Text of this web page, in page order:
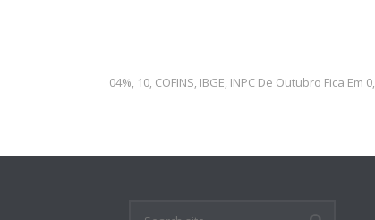
04%, 10, COFINS, IBGE, INPC De Outubro Fica Em 0,